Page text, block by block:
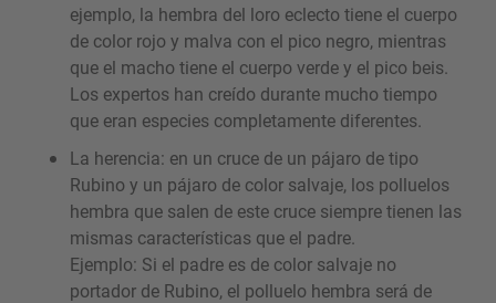
ejemplo, la hembra del loro eclecto tiene el cuerpo
de color rojo y malva con el pico negro, mientras
que el macho tiene el cuerpo verde y el pico beis.
Los expertos han creído durante mucho tiempo
que eran especies completamente diferentes.
La herencia: en un cruce de un pájaro de tipo
Rubino y un pájaro de color salvaje, los polluelos
hembra que salen de este cruce siempre tienen las
mismas características que el padre.
Ejemplo: Si el padre es de color salvaje no
portador de Rubino, el polluelo hembra será de